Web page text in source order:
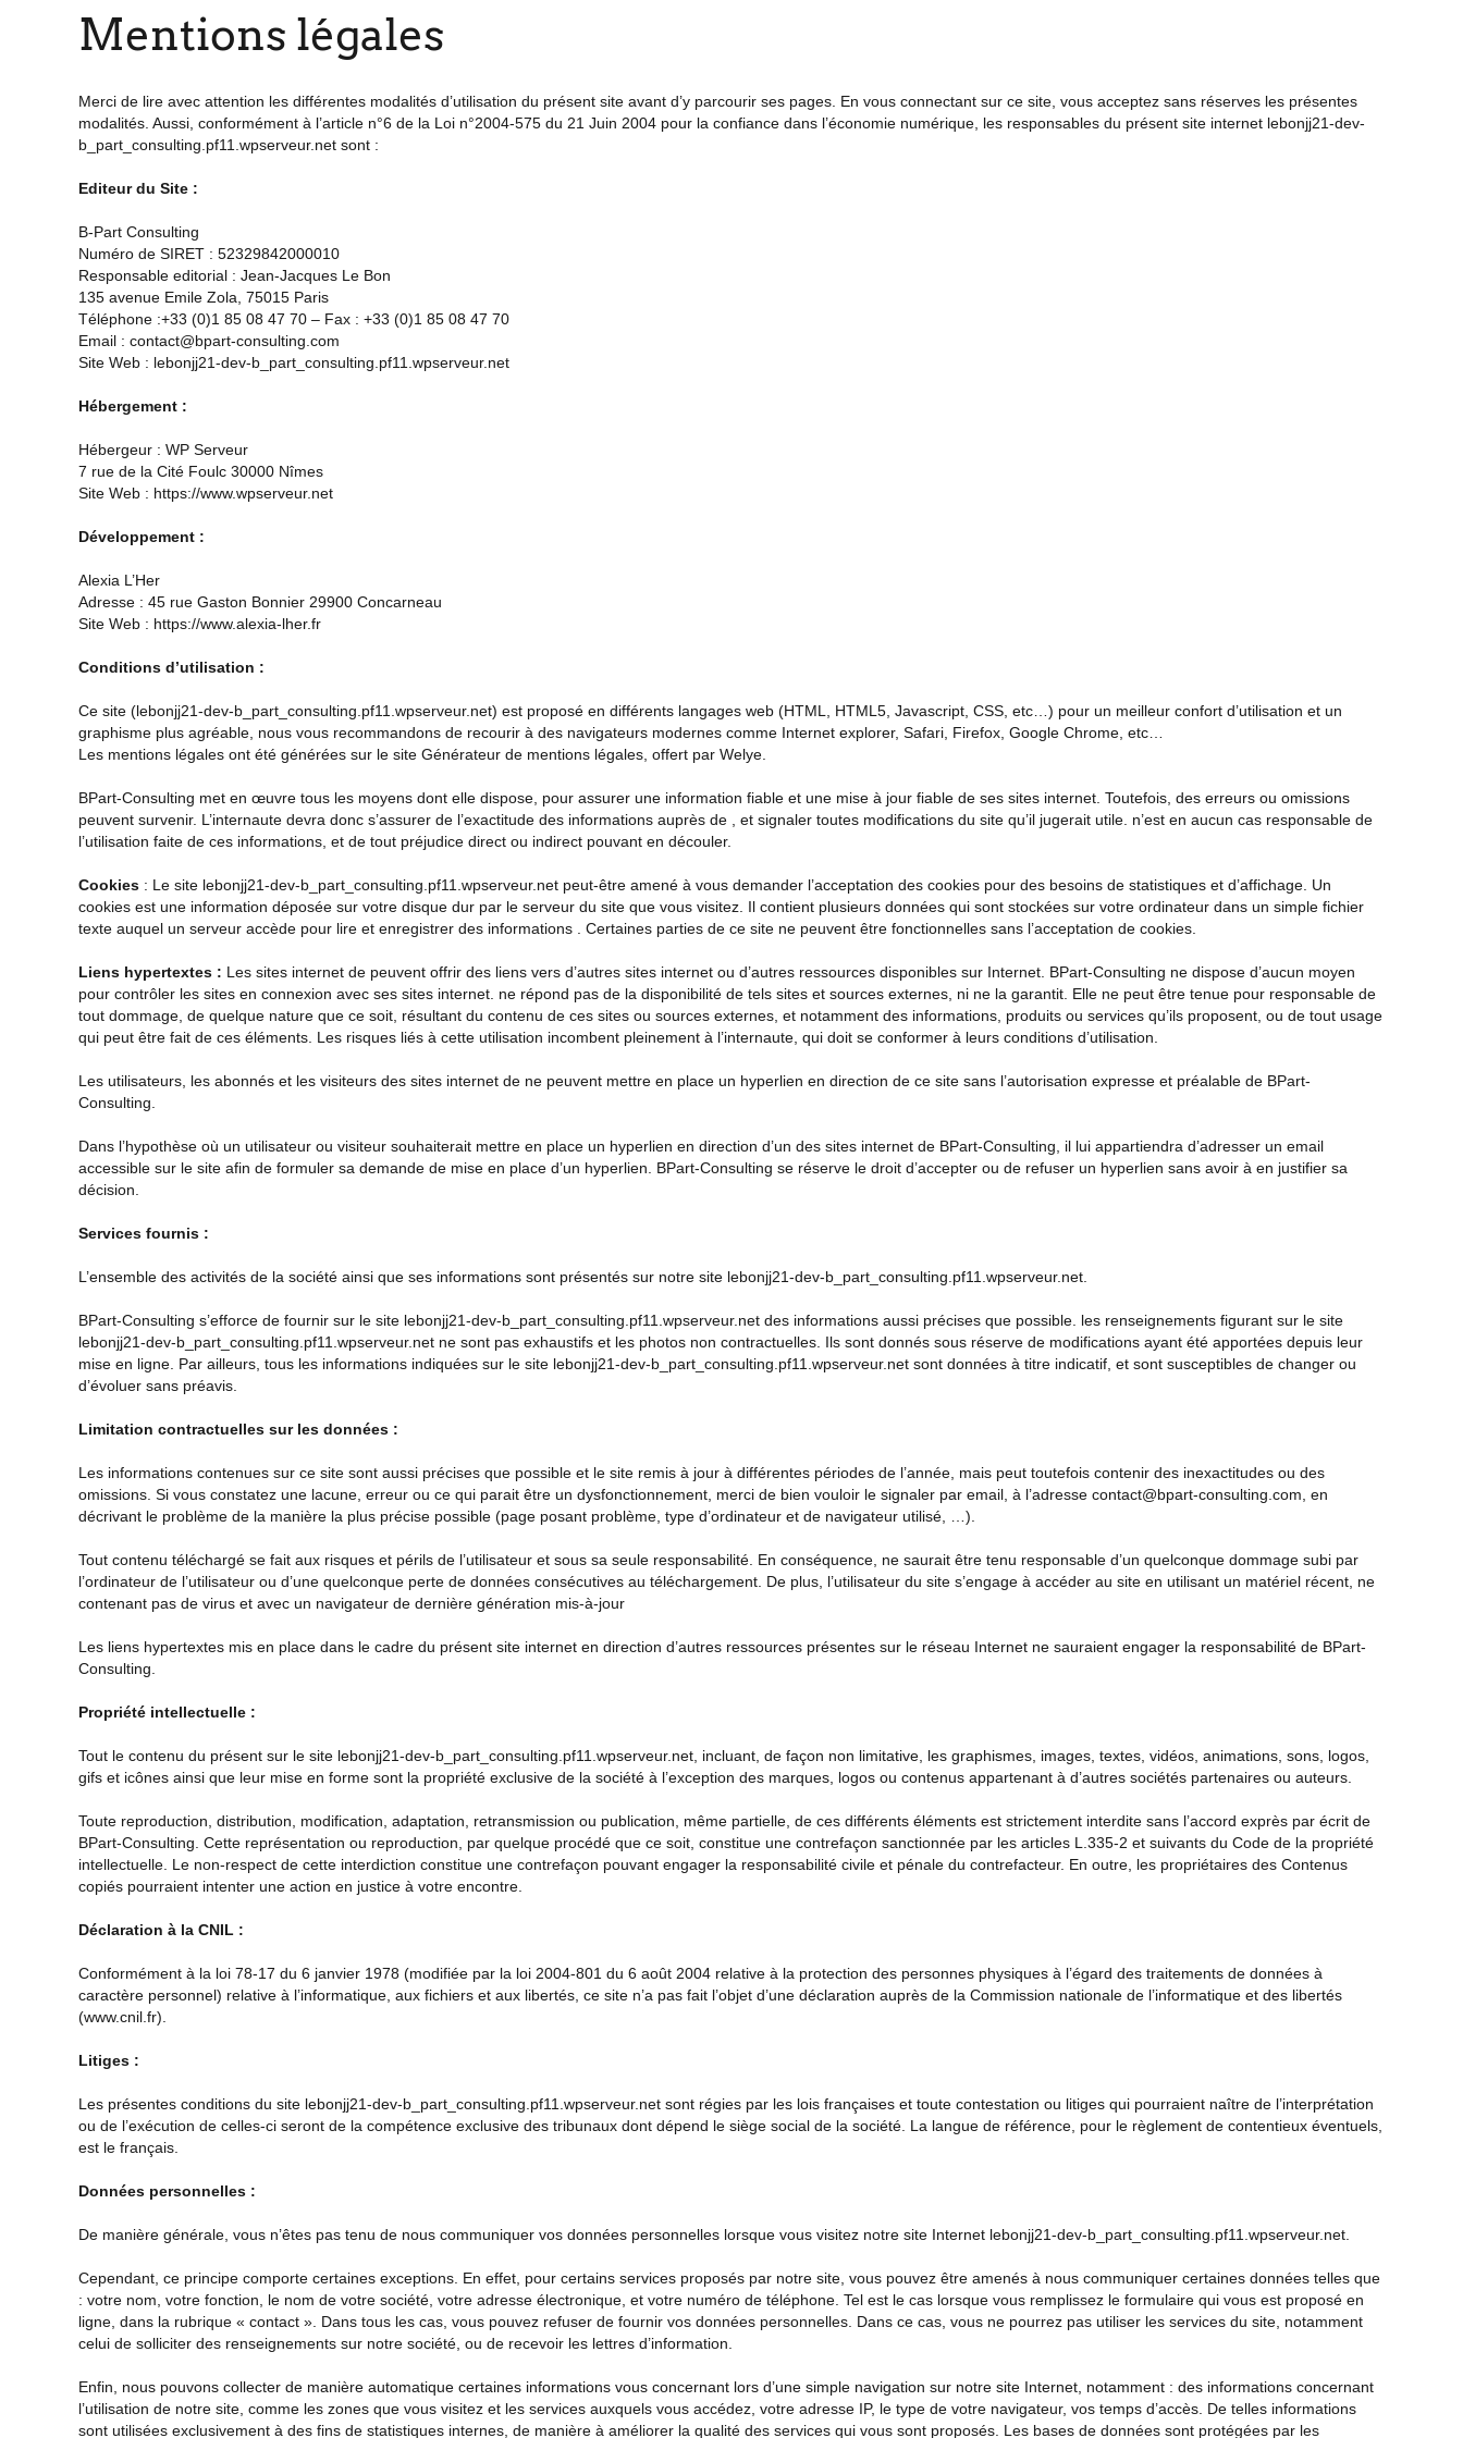
Mentions légales
Merci de lire avec attention les différentes modalités d’utilisation du présent site avant d’y parcourir ses pages. En vous connectant sur ce site, vous acceptez sans réserves les présentes
modalités. Aussi, conformément à l’article n°6 de la Loi n°2004-575 du 21 Juin 2004 pour la confiance dans l’économie numérique, les responsables du présent site internet lebonjj21-dev-
b_part_consulting.pf11.wpserveur.net sont :
Editeur du Site :
B-Part Consulting
Numéro de SIRET : 52329842000010
Responsable editorial : Jean-Jacques Le Bon
135 avenue Emile Zola, 75015 Paris
Téléphone :+33 (0)1 85 08 47 70 – Fax : +33 (0)1 85 08 47 70
Email : contact@bpart-consulting.com
Site Web : lebonjj21-dev-b_part_consulting.pf11.wpserveur.net
Hébergement :
Hébergeur : WP Serveur
7 rue de la Cité Foulc 30000 Nîmes
Site Web : https://www.wpserveur.net
Développement :
Alexia L’Her
Adresse : 45 rue Gaston Bonnier 29900 Concarneau
Site Web : https://www.alexia-lher.fr
Conditions d’utilisation :
Ce site (lebonjj21-dev-b_part_consulting.pf11.wpserveur.net) est proposé en différents langages web (HTML, HTML5, Javascript, CSS, etc…) pour un meilleur confort d’utilisation et un
graphisme plus agréable, nous vous recommandons de recourir à des navigateurs modernes comme Internet explorer, Safari, Firefox, Google Chrome, etc…
Les mentions légales ont été générées sur le site Générateur de mentions légales , offert par Welye
BPart-Consulting met en œuvre tous les moyens dont elle dispose, pour assurer une information fiable et une mise à jour fiable de ses sites internet. Toutefois, des erreurs ou omissions
peuvent survenir. L’internaute devra donc s’assurer de l’exactitude des informations auprès de , et signaler toutes modifications du site qu’il jugerait utile. n’est en aucun cas responsable de
l’utilisation faite de ces informations, et de tout préjudice direct ou indirect pouvant en découler.
Cookies : Le site lebonjj21-dev-b_part_consulting.pf11.wpserveur.net peut-être amené à vous demander l’acceptation des cookies pour des besoins de statistiques et d’affichage. Un
cookies est une information déposée sur votre disque dur par le serveur du site que vous visitez. Il contient plusieurs données qui sont stockées sur votre ordinateur dans un simple fichier
texte auquel un serveur accède pour lire et enregistrer des informations . Certaines parties de ce site ne peuvent être fonctionnelles sans l’acceptation de cookies.
Liens hypertextes : Les sites internet de peuvent offrir des liens vers d’autres sites internet ou d’autres ressources disponibles sur Internet. BPart-Consulting ne dispose d’aucun moyen
pour contrôler les sites en connexion avec ses sites internet. ne répond pas de la disponibilité de tels sites et sources externes, ni ne la garantit. Elle ne peut être tenue pour responsable de
tout dommage, de quelque nature que ce soit, résultant du contenu de ces sites ou sources externes, et notamment des informations, produits ou services qu’ils proposent, ou de tout usage
qui peut être fait de ces éléments. Les risques liés à cette utilisation incombent pleinement à l’internaute, qui doit se conformer à leurs conditions d’utilisation.
Les utilisateurs, les abonnés et les visiteurs des sites internet de ne peuvent mettre en place un hyperlien en direction de ce site sans l’autorisation expresse et préalable de BPart-
Consulting.
Dans l’hypothèse où un utilisateur ou visiteur souhaiterait mettre en place un hyperlien en direction d’un des sites internet de BPart-Consulting, il lui appartiendra d’adresser un email
accessible sur le site afin de formuler sa demande de mise en place d’un hyperlien. BPart-Consulting se réserve le droit d’accepter ou de refuser un hyperlien sans avoir à en justifier sa
décision.
Services fournis :
L’ensemble des activités de la société ainsi que ses informations sont présentés sur notre site lebonjj21-dev-b_part_consulting.pf11.wpserveur.net
BPart-Consulting s’efforce de fournir sur le site lebonjj21-dev-b_part_consulting.pf11.wpserveur.net des informations aussi précises que possible. les renseignements figurant sur le site
lebonjj21-dev-b_part_consulting.pf11.wpserveur.net ne sont pas exhaustifs et les photos non contractuelles. Ils sont donnés sous réserve de modifications ayant été apportées depuis leur
mise en ligne. Par ailleurs, tous les informations indiquées sur le site lebonjj21-dev-b_part_consulting.pf11.wpserveur.net sont données à titre indicatif, et sont susceptibles de changer ou
d’évoluer sans préavis.
Limitation contractuelles sur les données :
Les informations contenues sur ce site sont aussi précises que possible et le site remis à jour à différentes périodes de l’année, mais peut toutefois contenir des inexactitudes ou des
omissions. Si vous constatez une lacune, erreur ou ce qui parait être un dysfonctionnement, merci de bien vouloir le signaler par email, à l’adresse contact@bpart-consulting.com, en
décrivant le problème de la manière la plus précise possible (page posant problème, type d’ordinateur et de navigateur utilisé, …).
Tout contenu téléchargé se fait aux risques et périls de l’utilisateur et sous sa seule responsabilité. En conséquence, ne saurait être tenu responsable d’un quelconque dommage subi par
l’ordinateur de l’utilisateur ou d’une quelconque perte de données consécutives au téléchargement. De plus, l’utilisateur du site s’engage à accéder au site en utilisant un matériel récent, ne
contenant pas de virus et avec un navigateur de dernière génération mis-à-jour
Les liens hypertextes mis en place dans le cadre du présent site internet en direction d’autres ressources présentes sur le réseau Internet ne sauraient engager la responsabilité de BPart-
Consulting.
Propriété intellectuelle :
Tout le contenu du présent sur le site lebonjj21-dev-b_part_consulting.pf11.wpserveur.net , incluant, de façon non limitative, les graphismes, images, textes, vidéos, animations, sons, logos,
gifs et icônes ainsi que leur mise en forme sont la propriété exclusive de la société à l’exception des marques, logos ou contenus appartenant à d’autres sociétés partenaires ou auteurs.
Toute reproduction, distribution, modification, adaptation, retransmission ou publication, même partielle, de ces différents éléments est strictement interdite sans l’accord exprès par écrit de
BPart-Consulting. Cette représentation ou reproduction, par quelque procédé que ce soit, constitue une contrefaçon sanctionnée par les articles L.335-2 et suivants du Code de la propriété
intellectuelle. Le non-respect de cette interdiction constitue une contrefaçon pouvant engager la responsabilité civile et pénale du contrefacteur. En outre, les propriétaires des Contenus
copiés pourraient intenter une action en justice à votre encontre.
Déclaration à la CNIL :
Conformément à la loi 78-17 du 6 janvier 1978 (modifiée par la loi 2004-801 du 6 août 2004 relative à la protection des personnes physiques à l’égard des traitements de données à
caractère personnel) relative à l’informatique, aux fichiers et aux libertés, ce site n’a pas fait l’objet d’une déclaration auprès de la Commission nationale de l’informatique et des libertés
(www.cnil.fr).
Litiges :
Les présentes conditions du site lebonjj21-dev-b_part_consulting.pf11.wpserveur.net sont régies par les lois françaises et toute contestation ou litiges qui pourraient naître de l’interprétation
ou de l’exécution de celles-ci seront de la compétence exclusive des tribunaux dont dépend le siège social de la société. La langue de référence, pour le règlement de contentieux éventuels,
est le français.
Données personnelles :
De manière générale, vous n’êtes pas tenu de nous communiquer vos données personnelles lorsque vous visitez notre site Internet lebonjj21-dev-b_part_consulting.pf11.wpserveur.net
Cependant, ce principe comporte certaines exceptions. En effet, pour certains services proposés par notre site, vous pouvez être amenés à nous communiquer certaines données telles que
: votre nom, votre fonction, le nom de votre société, votre adresse électronique, et votre numéro de téléphone. Tel est le cas lorsque vous remplissez le formulaire qui vous est proposé en
ligne, dans la rubrique « contact ». Dans tous les cas, vous pouvez refuser de fournir vos données personnelles. Dans ce cas, vous ne pourrez pas utiliser les services du site, notamment
celui de solliciter des renseignements sur notre société, ou de recevoir les lettres d’information.
Enfin, nous pouvons collecter de manière automatique certaines informations vous concernant lors d’une simple navigation sur notre site Internet, notamment : des informations concernant
l’utilisation de notre site, comme les zones que vous visitez et les services auxquels vous accédez, votre adresse IP, le type de votre navigateur, vos temps d’accès. De telles informations
sont utilisées exclusivement à des fins de statistiques internes, de manière à améliorer la qualité des services qui vous sont proposés. Les bases de données sont protégées par les